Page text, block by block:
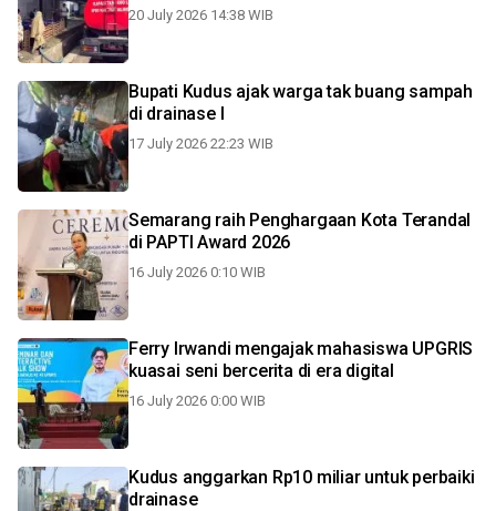
20 July 2026 14:38 WIB
Bupati Kudus ajak warga tak buang sampah
di drainase l
17 July 2026 22:23 WIB
Semarang raih Penghargaan Kota Terandal
di PAPTI Award 2026
16 July 2026 0:10 WIB
Ferry Irwandi mengajak mahasiswa UPGRIS
kuasai seni bercerita di era digital
16 July 2026 0:00 WIB
Kudus anggarkan Rp10 miliar untuk perbaiki
drainase